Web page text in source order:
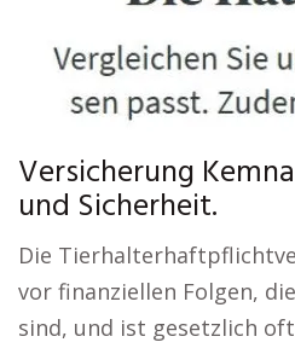
Versicherung
und Sicherheit.
Die
vor finanziellen Folgen,
sind, und ist gesetzlich